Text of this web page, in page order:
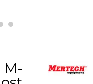
M-